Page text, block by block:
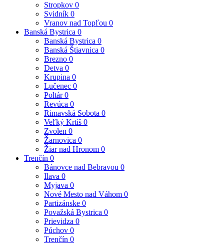
Stropkov 0
Svidník 0
Vranov nad Topľou 0
Banská Bystrica 0
Banská Bystrica 0
Banská Štiavnica 0
Brezno 0
Detva 0
Krupina 0
Lučenec 0
Poltár0
Revúca 0
Rimavská Sobota 0
Veľký Krtíš 0
Zvolen 0
Žarnovica 0
Žiar nad Hronom 0
Trenčín 0
Bánovce nad Bebravou 0
Ilava 0
Myjava 0
Nové Mesto nad Váhom 0
Partizánske 0
Považská Bystrica 0
Prievidza 0
Púchov 0
Trenčín 0